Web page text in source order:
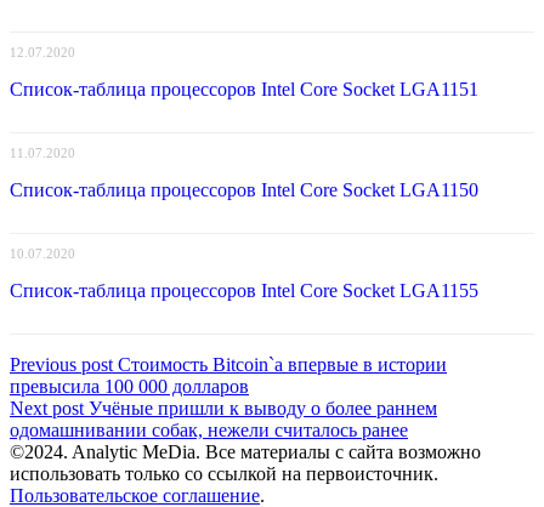
12.07.2020
Список-таблица процессоров Intel Core Socket LGA1151
11.07.2020
Список-таблица процессоров Intel Core Socket LGA1150
10.07.2020
Список-таблица процессоров Intel Core Socket LGA1155
Навигация
по
записям
Previous post Previous
post:
Стоимость Bitcoin`а впервые в истории
превысила 100 000 долларов
Next post Next
post:
Учёные пришли к выводу о более раннем
одомашнивании собак, нежели считалось ранее
©2024. Analytic MeDia. Все материалы с сайта возможно
использовать только со ссылкой на первоисточник.
Пользовательское соглашение.